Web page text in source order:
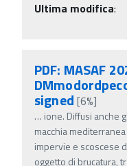
Ultima modifica:
PDF: MASAF
signed [6%]
… ione. Diffusi anche
macchia
impervie e scoscese
oggetto di brucatura,